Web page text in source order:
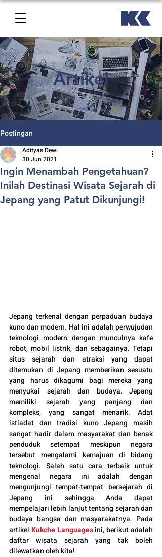
Artikel
Postingan
Ingin Menambah Pengetahuan?
Inilah Destinasi Wisata Sejarah di
Jepang yang Patut Dikunjungi!
Adityas Dewi
30 Jun 2021
Jepang terkenal dengan perpaduan budaya
kuno dan modern. Hal ini adalah perwujudan
teknologi modern dengan munculnya kafe
robot, mobil listrik, dan sebagainya. Tetapi
situs sejarah dan atraksi yang dapat
ditemukan di Jepang memberikan sesuatu
yang harus dikagumi bagi mereka yang
menyukai sejarah dan budaya. Jepang
memiliki sejarah yang panjang dan
kompleks, yang sangat menarik. Adat
istiadat dan tradisi kuno Jepang masih
sangat hadir dalam masyarakat dan benak
penduduk setempat meskipun negara
tersebut mengalami kemajuan di bidang
teknologi. Salah satu cara terbaik untuk
mengenal negara ini adalah dengan
mengunjungi tempat-tempat bersejarah di
Jepang ini sehingga Anda dapat
mempelajari lebih lanjut tentang sejarah dan
budaya bangsa dan masyarakatnya. Pada
artikel Kukche Languages ini, berikut adalah
daftar wisata sejarah yang tak boleh
dilewatkan oleh kita!